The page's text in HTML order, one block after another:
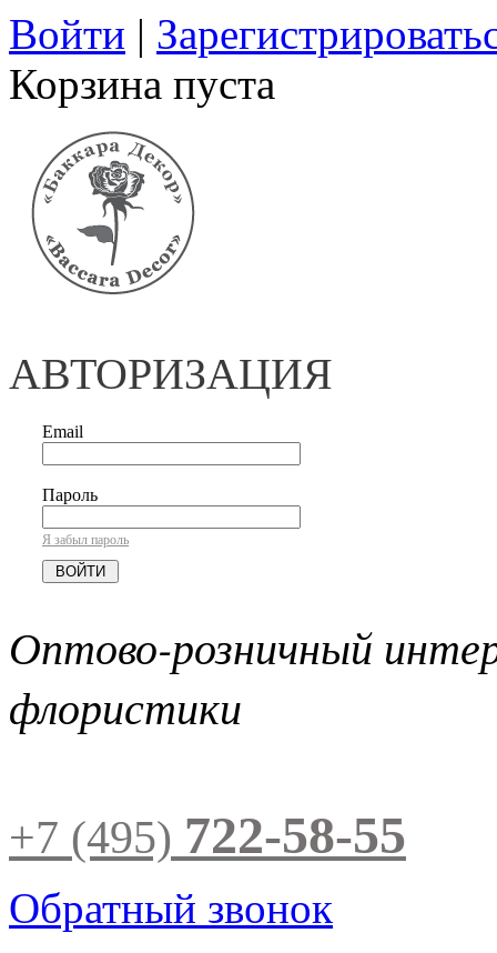
Войти |
Корзина пуста
АВТОРИЗАЦИЯ
Email
Пароль
Я забыл пароль
Оптово-розничный
флористики
+7 (495) 722-58-55
Обратный звонок